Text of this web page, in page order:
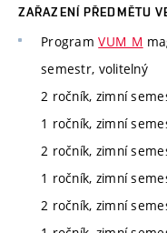
ZAŘAZENÍ PŘEDMĚTU
ProgramVUM_M
semestr, volitelný
2 ročník, zimní
1 ročník, zimní
2 ročník, zimní
1 ročník, zimní
2 ročník, zimní